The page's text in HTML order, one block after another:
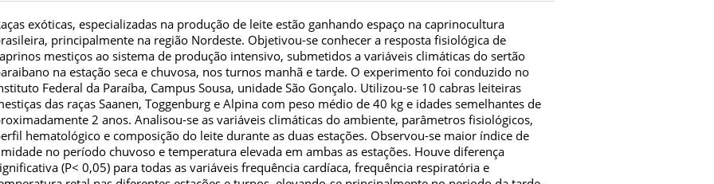
exóticas, especializadas na produção de leite estão ganhando espaço na caprinocultura
principalmente na região Nordeste. Objetivou-se conhecer a resposta fisiológica de
mestiços ao sistema de produção intensivo, submetidos a variáveis climáticas do sertão
na estação seca e chuvosa, nos turnos manhã e tarde. O experimento foi conduzido no
Federal da Paraíba, Campus Sousa, unidade São Gonçalo. Utilizou-se 10 cabras leiteiras
das raças Saanen, Toggenburg e Alpina com peso médio de 40 kg e idades semelhantes de
2 anos. Analisou-se as variáveis climáticas do ambiente, parâmetros fisiológicos,
hematológico e composição do leite durante as duas estações. Observou-se maior índice de
no período chuvoso e temperatura elevada em ambas as estações. Houve diferença
(P< 0,05) para todas as variáveis frequência cardíaca, frequência respiratória e